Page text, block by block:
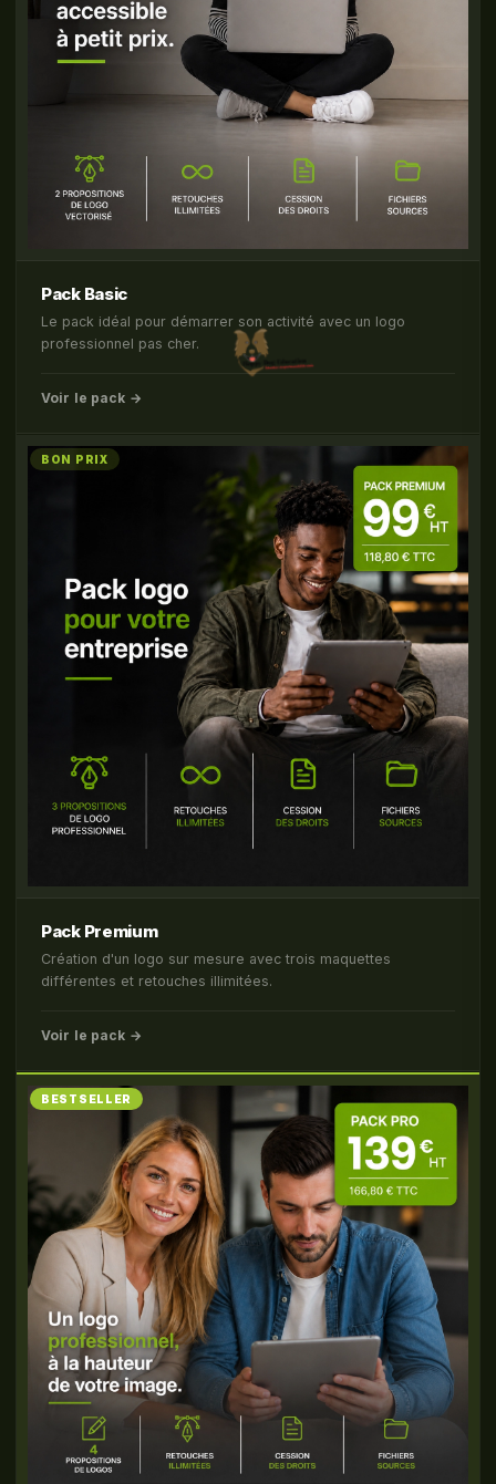
Pack Basic
Le pack idéal pour démarrer son activité avec un logo
professionnel pas cher.
Voir le pack →
BON PRIX
Pack Premium
Création d'un logo sur mesure avec trois maquettes
différentes et retouches illimitées.
Voir le pack →
BESTSELLER